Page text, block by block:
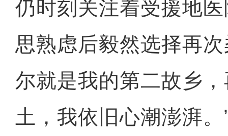
仍时刻关注着受援地
思熟虑后毅然选择再
尔就是我的第二故乡
土，我依旧心潮澎湃。